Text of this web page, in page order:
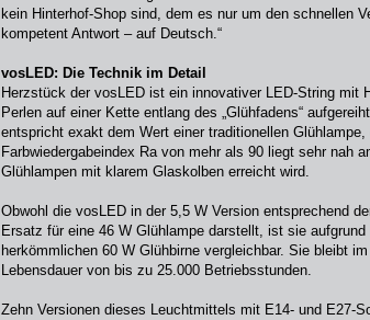
kein Hinterhof-Shop sind, dem es nur um den schnellen
kompetent Antwort – auf Deutsch.“
vosLED: Die Technik im Detail
Herzstück der vosLED ist ein innovativer LED-String mit
Perlen auf einer Kette entlang des „Glühfadens“
entspricht exakt dem Wert einer traditionellen
Farbwiedergabeindex Ra von mehr als 90 liegt sehr nah
Glühlampen mit klarem Glaskolben erreicht wird.
Obwohl die vosLED in der 5,5 W Version entsprechend
Ersatz für eine 46 W Glühlampe darstellt, ist sie
herkömmlichen 60 W Glühbirne vergleichbar. Sie bleibt
Lebensdauer von bis zu 25.000 Betriebsstunden.
Zehn Versionen dieses Leuchtmittels mit E14- und E27-